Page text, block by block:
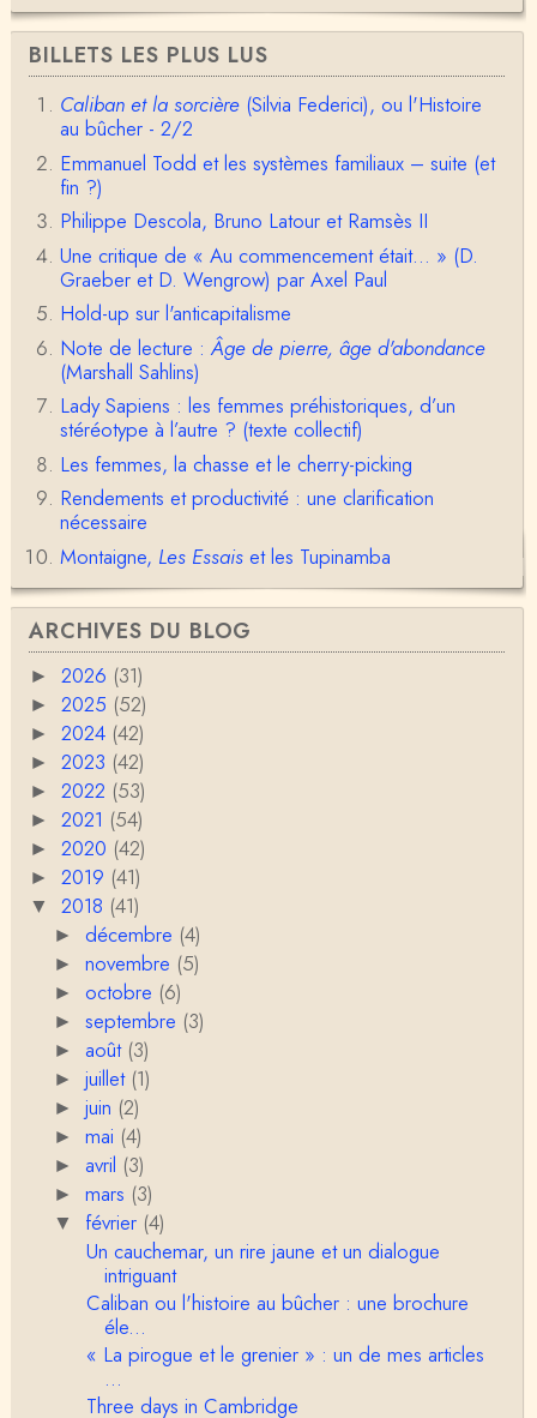
anne hebrard
Bonjour, peut-on trouver maintenant le manuscrit d'Al
ain Testart de 2009, souvent cité ?
Claude Julien
Bonjour Monsieur,Récent abonné à votre blog, je vi
ens de lire votre dernière publication, qui m’a be…
Anonymous
1° Le message subliminal est celui-ci: il y a un sché
ma évolutif des sociétés, avec des stades infér…
Olivier Anselm
Une nouvelle fois, cher Christophe Darmangeat, m
erci pour l'intelligence et le sens salutaire de…
Christophe Darmangeat
Déjà, je ne vois pas pourquoi le pénis compterait
moins que la peau ! ;-)Ensuite, je ne vois pas no…
Damian
oute une faute de frappe dans la citation de A,
H…
Pierre
Bonjour,En fin de conférence vous évoquez les ca
uses de l'apparition de la notion d'égalité …
Christophe Darmangeat
En deux mots : vos questions sont légitimes, mais p
our la plupart d'entre elles, les données fon…
RV
Le concept de genre est un sacré foutoir – même
si l’on met de coté les acceptions récentes du mot
c…
Anonymous
Porteuses d'eau. Là les philosophes peuvent nous
servir à quelque chose (Bachelard, Gilbert Dura…
Christophe Darmangeat
C'est peut-être là où il faudrait s'entendre sur ce q
u'on appelle le genre, parce que j&…
Anonymous
Je pense que VB a raison, mais j'ajouterais que la
disparition du genre dont parle Christophe Da…
Sylvain Lejeune
Bonjour, j'ai trouvé cette intervention au Collège de
France très stimulante, ce qui m'a fai…
Christophe Darmangeat
Lis cela (jusqu'au bout !) : https://www.lahuttedescl
asses.net/2018/06/xenophobie-primitive.html
Damian
BILLETS LES PLUS LUS
Caliban et la sorcière(Silvia Federici), ou l'Histoire
au bûcher - 2/2
Emmanuel Todd et les systèmes familiaux – suite (et
fin ?)
Philippe Descola, Bruno Latour et Ramsès II
Une critique de « Au commencement était... » (D.
Graeber et D. Wengrow) par Axel Paul
Hold-up sur l'anticapitalisme
Note de lecture :Âge de pierre, âge d'abondance
(Marshall Sahlins)
Lady Sapiens : les femmes préhistoriques, d’un
stéréotype à l’autre ? (texte collectif)
Les femmes, la chasse et le cherry-picking
Rendements et productivité : une clarification
nécessaire
Montaigne, Les Essaiset les Tupinamba
ARCHIVES DU BLOG
► 2026 (31)
► 2025 (52)
► 2024 (42)
► 2023 (42)
► 2022 (53)
► 2021 (54)
► 2020 (42)
► 2019 (41)
▼ 2018 (41)
► décembre (4)
►novembre (5)
► octobre (6)
►septembre (3)
►août (3)
►juillet (1)
►juin (2)
►mai (4)
►avril (3)
►mars (3)
▼ février (4)
Un cauchemar, un rire jaune et un dialogue
intriguant
Caliban ou l'histoire au bûcher : une brochure
éle...
« La pirogue et le grenier » : un de mes articles
...
Three days in Cambridge